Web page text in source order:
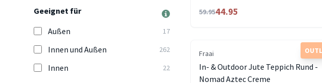
Geeignet für
Außen
17
Innen und Außen 262
Innen 22
59.9544.95
Fraai
In- & Outdoor Jute Teppich Rund -
Nomad Aztec Creme